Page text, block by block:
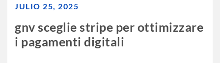
JULIO 25, 2025
gnv sceglie stripe per ottimizzare
i pagamenti digitali